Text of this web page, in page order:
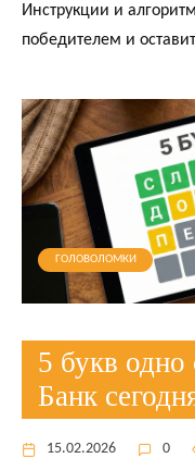
Инструкции и
победителем и
ГОЛОВОЛОМКИ
5 букв
Банк
15.02.2026 0